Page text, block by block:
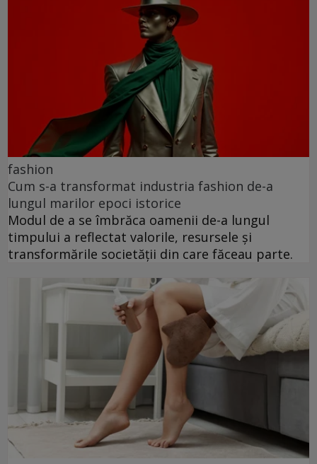
fashion
Cum s-a transformat industria fashion de-a
lungul marilor epoci istorice
Modul de a se îmbrăca oamenii de-a lungul
timpului a reflectat valorile, resursele și
transformările societății din care făceau parte.